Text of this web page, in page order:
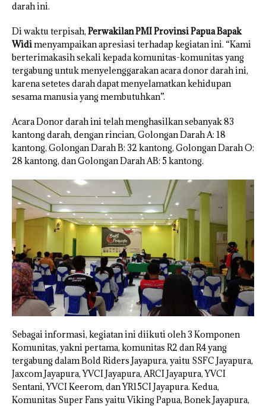
darah ini.
Di waktu terpisah, Perwakilan PMI Provinsi Papua Bapak
Widimenyampaikan apresiasi terhadap kegiatan ini. “Kami
berterimakasih sekali kepada komunitas-komunitas yang
tergabung untuk menyelenggarakan acara donor darah ini,
karena setetes darah dapat menyelamatkan kehidupan
sesama manusia yang membutuhkan”.
Acara Donor darah ini telah menghasilkan sebanyak 83
kantong darah, dengan rincian, Golongan Darah A: 18
kantong, Golongan Darah B: 32 kantong, Golongan Darah O:
28 kantong, dan Golongan Darah AB: 5 kantong.
Sebagai informasi, kegiatan ini diikuti oleh 3 Komponen
Komunitas, yakni pertama, komunitas R2 dan R4 yang
tergabung dalam Bold Riders Jayapura, yaitu SSFC Jayapura,
Jaxcom Jayapura, YVCI Jayapura, ARCI Jayapura, YVCI
Sentani, YVCI Keerom, dan YR15CI Jayapura. Kedua,
Komunitas Super Fans yaitu Viking Papua, Bonek Jayapura,